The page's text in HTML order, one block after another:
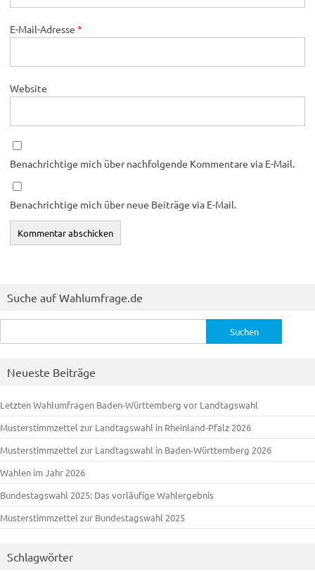
E-Mail-Adresse *
Website
Benachrichtige mich über nachfolgende Kommentare via E-Mail.
Benachrichtige mich über neue Beiträge via E-Mail.
Suche auf Wahlumfrage.de
nach:
Neueste Beiträge
Letzten Wahlumfragen Baden-Württemberg vor Landtagswahl
Musterstimmzettel zur Landtagswahl in Rheinland-Pfalz 2026
Musterstimmzettel zur Landtagswahl in Baden-Württemberg 2026
Wahlen im Jahr 2026
Bundestagswahl 2025: Das vorläufige Wahlergebnis
Musterstimmzettel zur Bundestagswahl 2025
Schlagwörter